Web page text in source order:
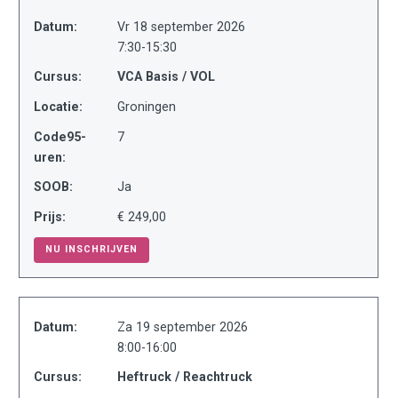
Datum:
Vr 18 september 2026
7:30-15:30
Cursus: VCA Basis / VOL
Locatie: Groningen
Code95-
uren:
7
SOOB: Ja
Prijs: € 249,00
NU INSCHRIJVEN
Datum:
Za 19 september 2026
8:00-16:00
Cursus: Heftruck / Reachtruck